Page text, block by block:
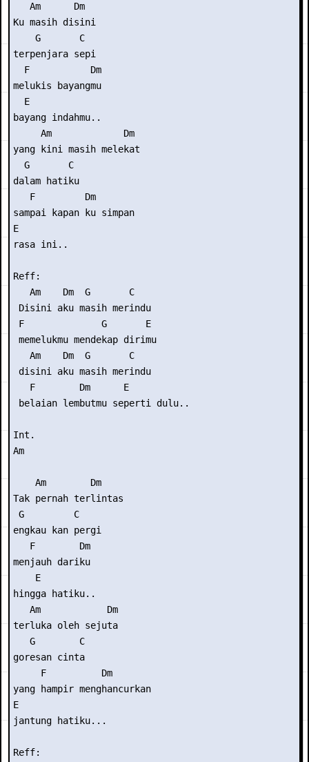
   Am      Dm
Ku masih disini
    G       C
terpenjara sepi
  F           Dm
melukis bayangmu
  E
bayang indahmu..
     Am             Dm
yang kini masih melekat
  G       C
dalam hatiku
   F         Dm
sampai kapan ku simpan
E
rasa ini..
Reff:
   Am    Dm  G       C
Disini aku masih merindu
F              G       E
memelukmu mendekap dirimu
   Am    Dm  G       C
disini aku masih merindu
   F        Dm      E
belaian lembutmu seperti dulu..
Int.
Am
    Am        Dm
Tak pernah terlintas
G         C
engkau kan pergi
   F        Dm
menjauh dariku
    E
hingga hatiku..
   Am            Dm
terluka oleh sejuta
   G        C
goresan cinta
     F          Dm
yang hampir menghancurkan
E
jantung hatiku...
Reff: